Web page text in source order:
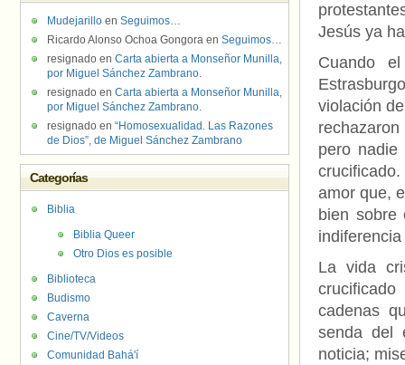
Jesús ya
Cuando
violación
pero
amor que,
bien
La vida
cadenas
senda del
noticia;
Mudejarillo en Seguimos…
Ricardo Alonso Ochoa Gongora en Seguimos…
resignado en Carta abierta a Monseñor Munilla,
por Miguel Sánchez Zambrano.
resignado en Carta abierta a Monseñor Munilla,
por Miguel Sánchez Zambrano.
resignado en “Homosexualidad. Las Razones
de Dios”, de Miguel Sánchez Zambrano
Categorías
Biblia
Biblia Queer
Otro Dios es posible
Biblioteca
Budismo
Caverna
Cine/TV/Videos
Comunidad Bahá'í